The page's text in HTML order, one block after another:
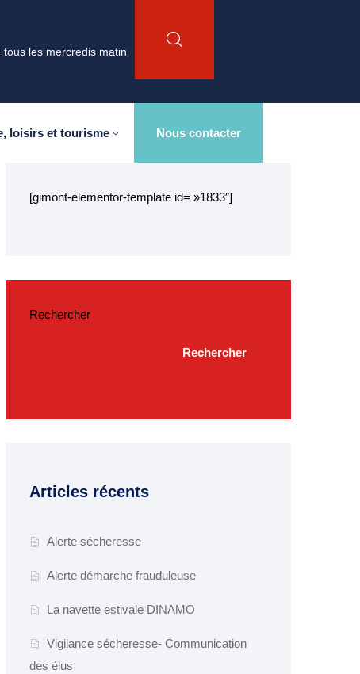
tous les mercredis matin
loisirs et tourisme Nous contacter
[gimont-elementor-template id= »1833″]
Rechercher
Rechercher
Articles récents
Alerte sécheresse
Alerte démarche frauduleuse
La navette estivale DINAMO
Vigilance sécheresse- Communication
des élus